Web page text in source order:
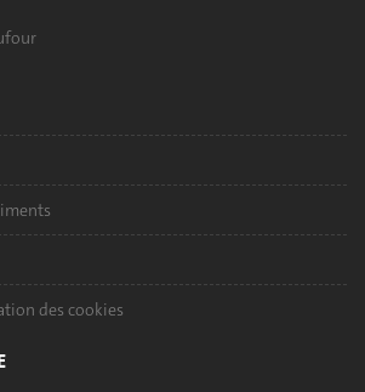
des cookies